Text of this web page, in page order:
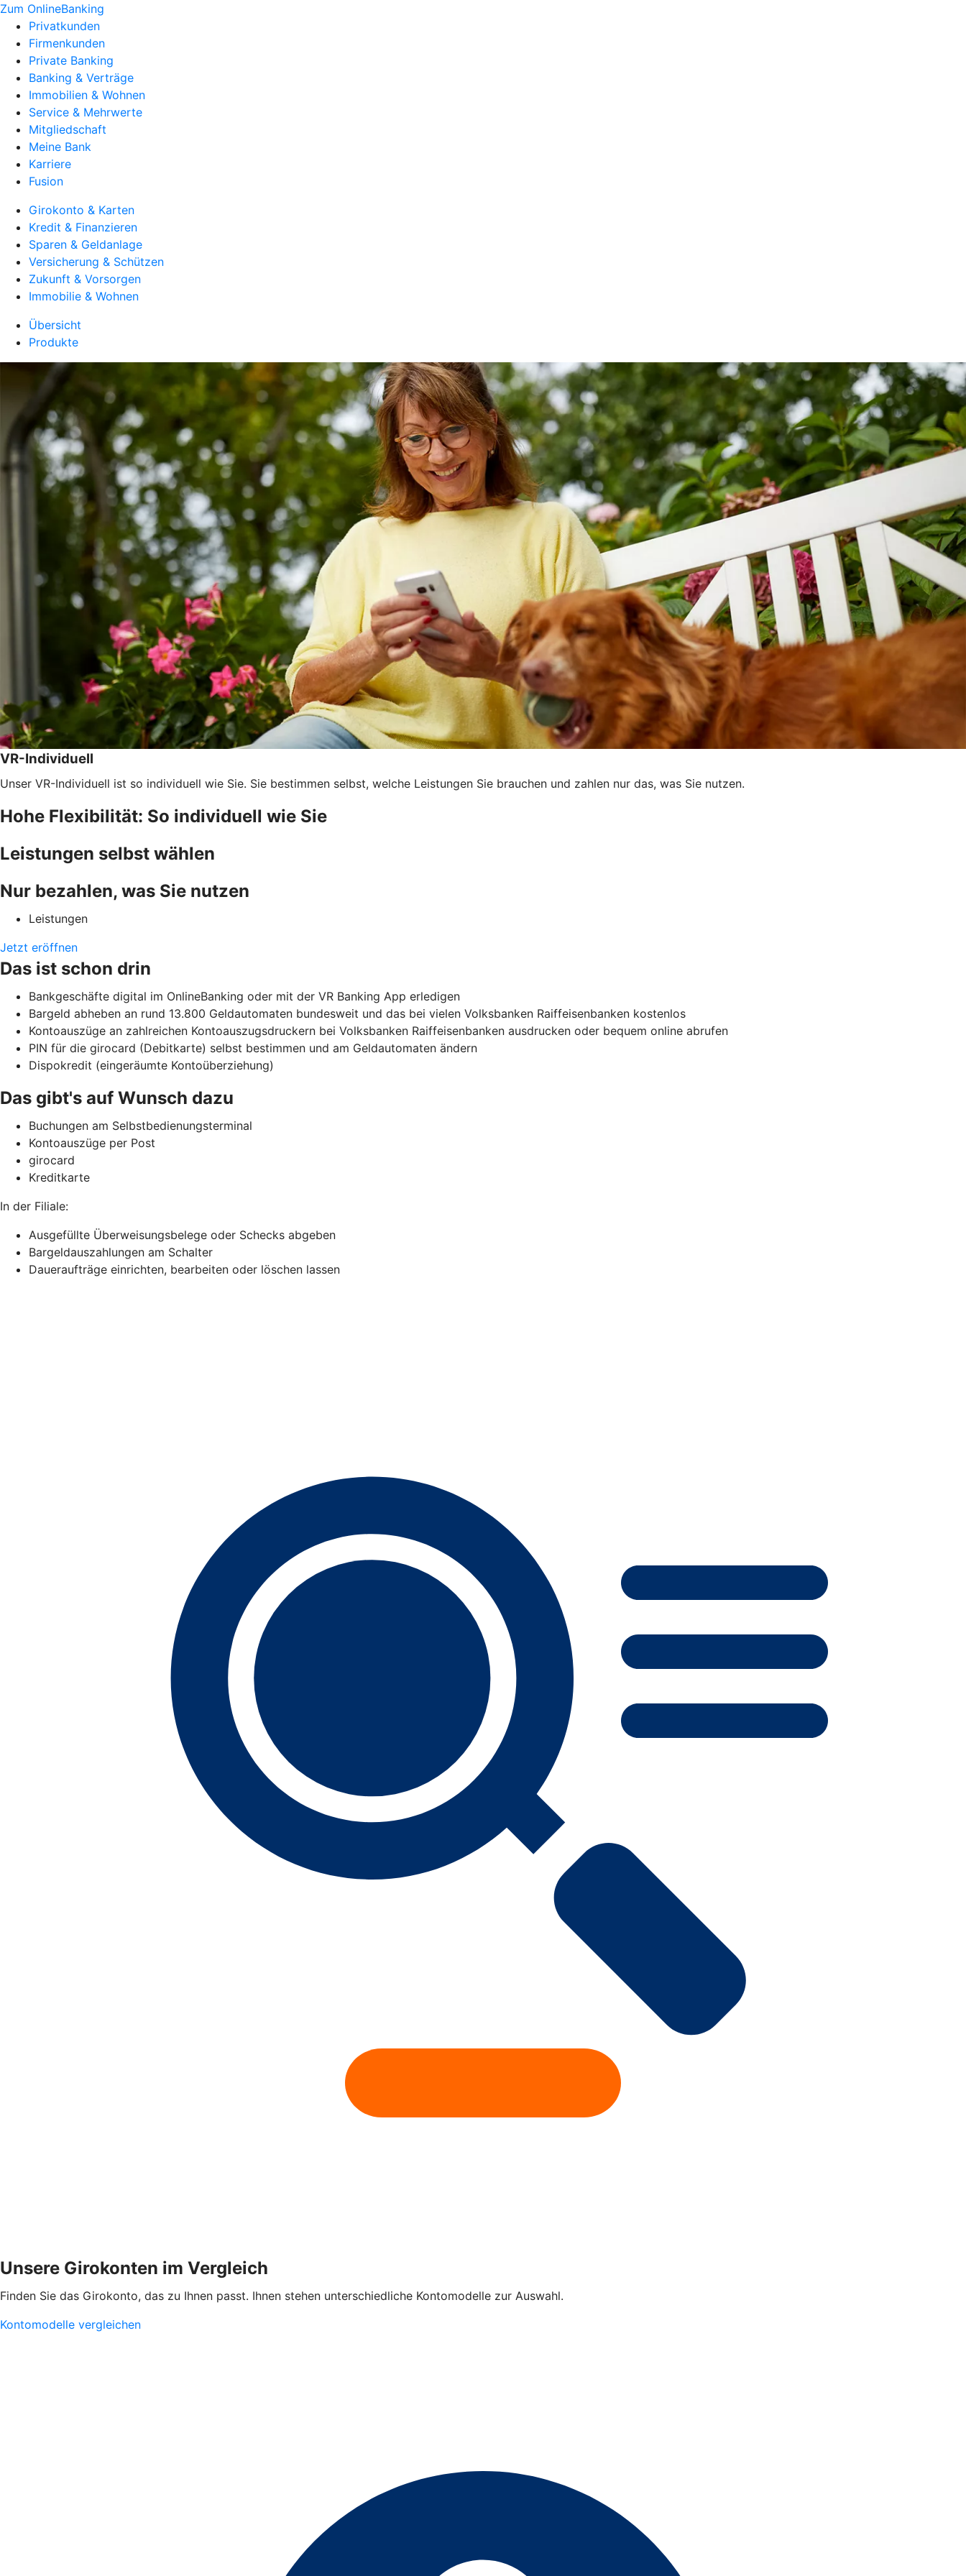
Zum OnlineBanking
Privatkunden
Firmenkunden
Private Banking
Banking & Verträge
Immobilien & Wohnen
Service & Mehrwerte
Mitgliedschaft
Meine Bank
Karriere
Fusion
Girokonto & Karten
Kredit & Finanzieren
Sparen & Geldanlage
Versicherung & Schützen
Zukunft & Vorsorgen
Immobilie & Wohnen
Übersicht
Produkte
VR-Individuell
Unser VR-Individuell ist so individuell wie Sie. Sie bestimmen selbst, welche Leistungen Sie brauchen und zahlen nur das, was Sie nutzen.
Hohe Flexibilität: So individuell wie Sie
Leistungen selbst wählen
Nur bezahlen, was Sie nutzen
Leistungen
Jetzt eröffnen
Das ist schon drin
Bankgeschäfte digital im OnlineBanking oder mit der VR Banking App erledigen
Bargeld abheben an rund 13.800 Geldautomaten bundesweit und das bei vielen Volksbanken Raiffeisenbanken kostenlos
Kontoauszüge an zahlreichen Kontoauszugsdruckern bei Volksbanken Raiffeisenbanken ausdrucken oder bequem online abrufen
PIN für die girocard (Debitkarte) selbst bestimmen und am Geldautomaten ändern
Dispokredit (eingeräumte Kontoüberziehung)
Das gibt's auf Wunsch dazu
Buchungen am Selbstbedienungsterminal
Kontoauszüge per Post
girocard
Kreditkarte
In der Filiale:
Ausgefüllte Überweisungsbelege oder Schecks abgeben
Bargeldauszahlungen am Schalter
Daueraufträge einrichten, bearbeiten oder löschen lassen
Unsere Girokonten im Vergleich
Finden Sie das Girokonto, das zu Ihnen passt. Ihnen stehen unterschiedliche Kontomodelle zur Auswahl.
Kontomodelle vergleichen